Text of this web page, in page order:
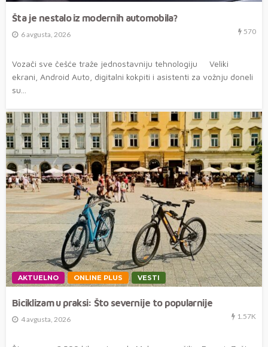
Šta je nestalo iz modernih automobila?
6 avgusta, 2026 570
Vozači sve češće traže jednostavniju tehnologiju Veliki
ekrani, Android Auto, digitalni kokpiti i asistenti za vožnju doneli
su...
AKTUELNO ONLINE PLUS VESTI
Biciklizam u praksi: Što severnije to popularnije
4 avgusta, 2026 1.57K